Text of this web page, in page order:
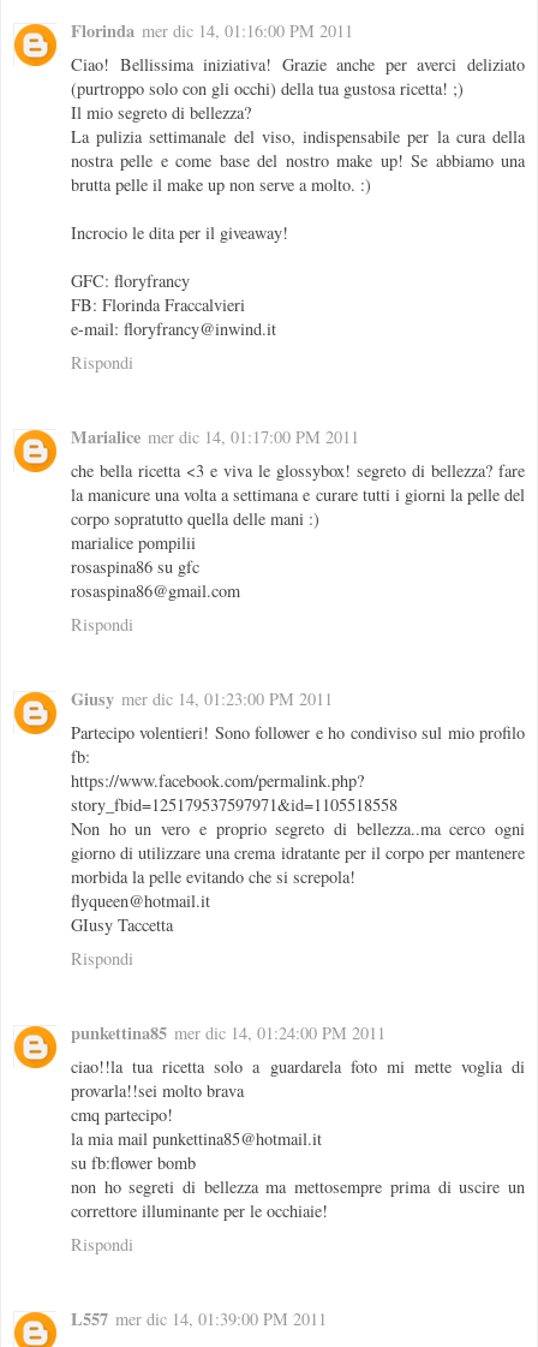
Florinda mer dic 14, 01:16:00 PM 2011
Ciao! Bellissima iniziativa! Grazie anche per averci deliziato
(purtroppo solo con gli occhi) della tua gustosa ricetta! ;)
Il mio segreto di bellezza?
La pulizia settimanale del viso, indispensabile per la cura della
nostra pelle e come base del nostro make up! Se abbiamo una
brutta pelle il make up non serve a molto. :)
Incrocio le dita per il giveaway!
GFC: floryfrancy
FB: Florinda Fraccalvieri
e-mail: floryfrancy@inwind.it
Rispondi
Marialice mer dic 14, 01:17:00 PM 2011
che bella ricetta <3 e viva le glossybox! segreto di bellezza? fare
la manicure una volta a settimana e curare tutti i giorni la pelle del
corpo sopratutto quella delle mani :)
marialice pompilii
rosaspina86 su gfc
rosaspina86@gmail.com
Rispondi
Giusy mer dic 14, 01:23:00 PM 2011
Partecipo volentieri! Sono follower e ho condiviso sul mio profilo
fb:
https://www.facebook.com/permalink.php?
story_fbid=125179537597971&id=1105518558
Non ho un vero e proprio segreto di bellezza..ma cerco ogni
giorno di utilizzare una crema idratante per il corpo per mantenere
morbida la pelle evitando che si screpola!
flyqueen@hotmail.it
GIusy Taccetta
Rispondi
punkettina85 mer dic 14, 01:24:00 PM 2011
ciao!!la tua ricetta solo a guardarela foto mi mette voglia di
provarla!!sei molto brava
cmq partecipo!
la mia mail punkettina85@hotmail.it
su fb:flower bomb
non ho segreti di bellezza ma mettosempre prima di uscire un
correttore illuminante per le occhiaie!
Rispondi
L557 mer dic 14, 01:39:00 PM 2011